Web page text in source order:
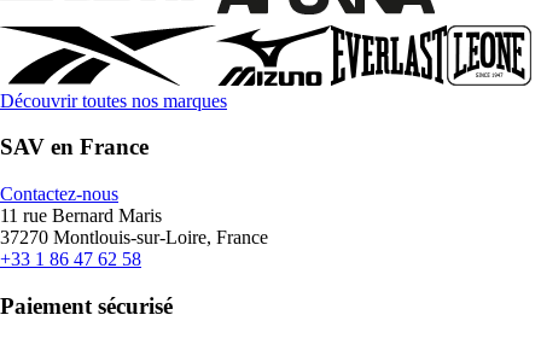
Découvrir toutes nos marques
SAV en France
Contactez-nous
11 rue Bernard Maris
37270 Montlouis-sur-Loire, France
+33 1 86 47 62 58
Paiement sécurisé